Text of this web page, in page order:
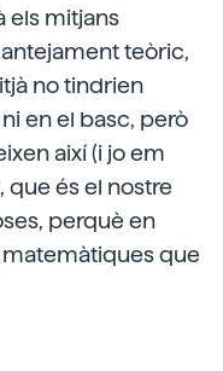
els mitjans
teòric,
no tindrien
en el basc, però
així (i jo em
que és el nostre
perquè en
matemàtiques que